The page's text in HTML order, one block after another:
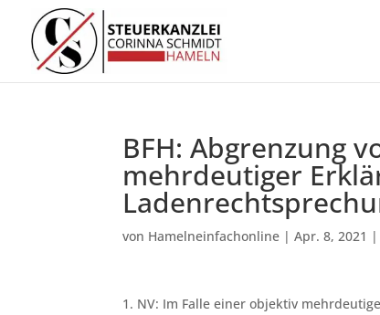
BFH: Abgrenzung
mehrdeutiger
von Hamelneinfachonline |Apr. 8, 2021 |
1. NV: Im Falle einer objektiv